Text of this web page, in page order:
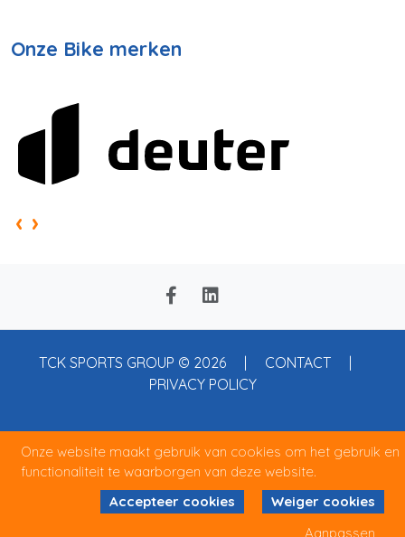
Onze Bike merken
‹ ›
TCK SPORTS GROUP © 2026 | CONTACT
PRIVACY POLICY
Onze website maakt gebruik van cookies om het gebruik en
functionaliteit te waarborgen van deze website.
Weiger cookies
Accepteer cookies
Aanpassen